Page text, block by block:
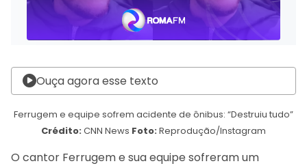
Ouça agora esse texto
Ferrugem e equipe sofrem acidente de ônibus: “Destruiu tudo”
Crédito: CNN News Foto: Reprodução/Instagram
O cantor Ferrugem e sua equipe sofreram um